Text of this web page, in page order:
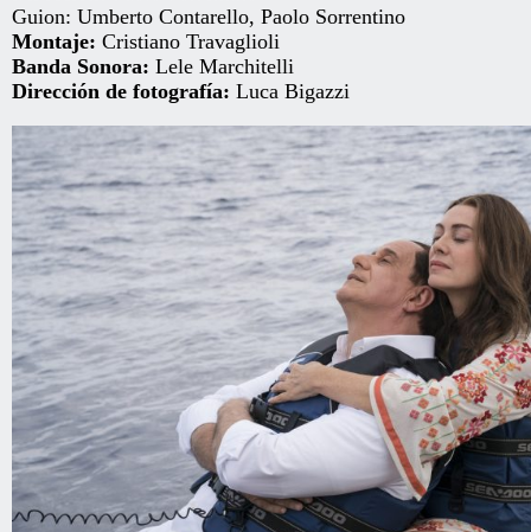
Guion: Umberto Contarello, Paolo Sorrentino
Montaje: Cristiano Travaglioli
Banda Sonora: Lele Marchitelli
Dirección de fotografía: Luca Bigazzi